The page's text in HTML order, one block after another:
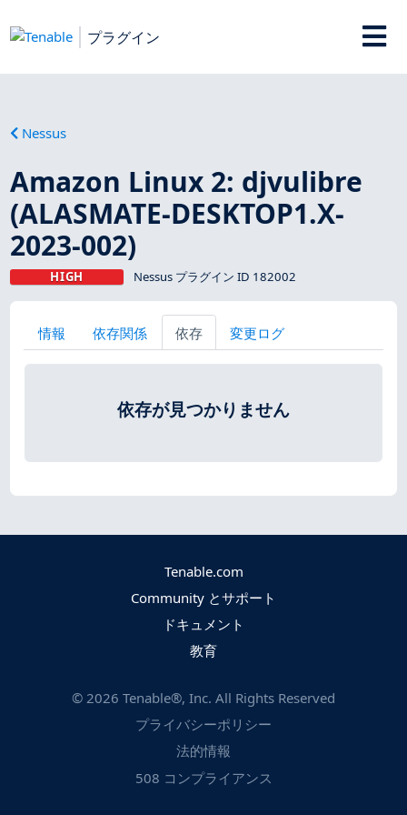
プラグイン
Nessus
Amazon Linux 2: djvulibre
(ALASMATE-DESKTOP1.X-
2023-002)
HIGH Nessus プラグイン ID 182002
情報 依存関係 依存 変更ログ
依存が見つかりません
Tenable.com
Community とサポート
ドキュメント
教育
© 2026 Tenable®, Inc. All Rights Reserved
プライバシーポリシー
法的情報
508 コンプライアンス